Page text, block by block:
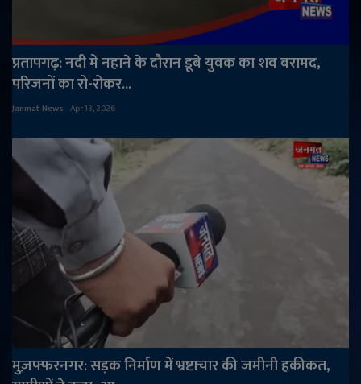
प्रतापगढ़: नदी में नहाने के दौरान डूबे युवक का शव बरामद,
परिजनों का रो-रोकर...
Janmat News Apr 13, 2026
मुज़फ्फरनगर: सड़क निर्माण में भ्रष्टाचार की जमीनी हकीकत,